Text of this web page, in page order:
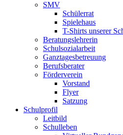
SMV
Schülerrat
Spielehaus
T-Shirts unserer
Beratungslehrerin
Schulsozialarbeit
Ganztagesbetreuung
Berufsberater
Förderverein
Vorstand
Flyer
Satzung
Schulprofil
Leitbild
Schulleben